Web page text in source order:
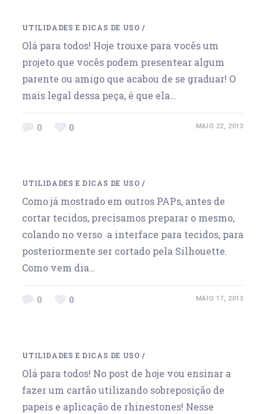
UTILIDADES E DICAS DE USO /
Olá para todos! Hoje trouxe para vocês um
projeto que vocês podem presentear algum
parente ou amigo que acabou de se graduar! O
mais legal dessa peça, é que ela…
0 0 MAIO 22, 2013
UTILIDADES E DICAS DE USO /
Como já mostrado em outros PAPs, antes de
cortar tecidos, precisamos preparar o mesmo,
colando no verso a interface para tecidos, para
posteriormente ser cortado pela Silhouette.
Como vem dia…
0 0 MAIO 17, 2013
UTILIDADES E DICAS DE USO /
Olá para todos! No post de hoje vou ensinar a
fazer um cartão utilizando sobreposição de
papeis e aplicação de rhinestones! Nesse